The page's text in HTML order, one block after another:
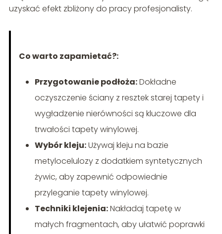
uzyskać efekt zbliżony do pracy profesjonalisty.
Co warto zapamietać?:
Przygotowanie podłoża:Dokładne
oczyszczenie ściany z resztek starej tapety i
wygładzenie nierówności są kluczowe dla
trwałości tapety winylowej.
Wybór kleju:Używaj kleju na bazie
metylocelulozy z dodatkiem syntetycznych
żywic, aby zapewnić odpowiednie
przyleganie tapety winylowej.
Techniki klejenia:Nakładaj tapetę w
małych fragmentach, aby ułatwić poprawki